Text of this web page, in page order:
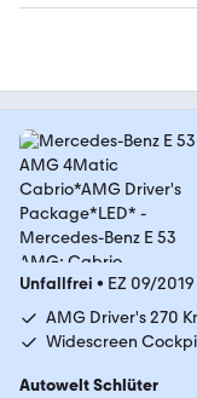
Unfallfrei • EZ 09/2019
AMG Driver's 270
Widescreen
Autowelt Schlüter